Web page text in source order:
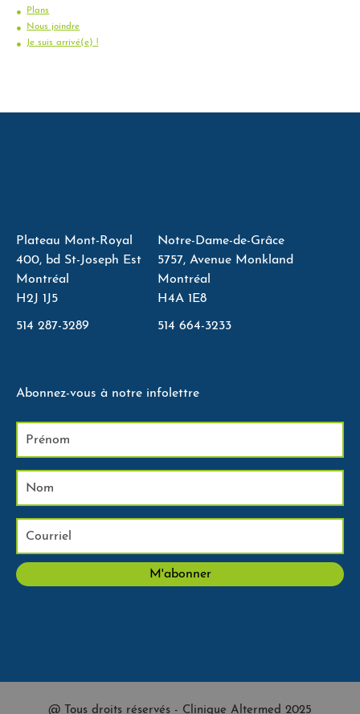
Plans
Nous joindre
Je suis arrivé(e) !
Plateau Mont-Royal
400, bd St-Joseph Est
Montréal
H2J 1J5
514 287-3289
Notre-Dame-de-Grâce
5757, Avenue Monkland
Montréal
H4A 1E8
514 664-3233
Abonnez-vous à notre infolettre
@ Tous droits réservés - Clinique Altermed 2025